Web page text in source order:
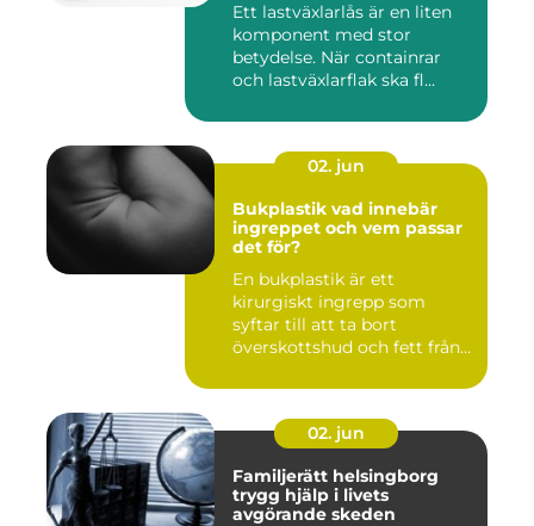
Ett lastväxlarlås är en liten
komponent med stor
betydelse. När containrar
och lastväxlarflak ska fl...
02. jun
Bukplastik vad innebär
ingreppet och vem passar
det för?
En bukplastik är ett
kirurgiskt ingrepp som
syftar till att ta bort
överskottshud och fett från
02. jun
Familjerätt helsingborg
trygg hjälp i livets
avgörande skeden